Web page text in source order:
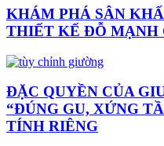
KHÁM PHÁ SÂN
THIẾT KẾ ĐỖ MẠNH
ĐẶC QUYỀN CỦA
“ĐÚNG GU, XỨNG
TÍNH RIÊNG